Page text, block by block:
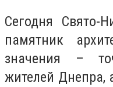
Сегодня Свято-
памятник
значения –
жителей Днепра,